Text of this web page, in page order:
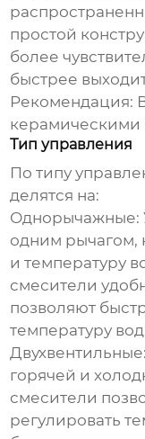
простой
более
быстрее
Рекомендация:
керамическими
Тип управления
По типу
делятся на:
Однорычажные:
одним рычагом,
и температуру
смесители
позволяют
температуру
Двухвентильные:
горячей и
смесители
регулировать